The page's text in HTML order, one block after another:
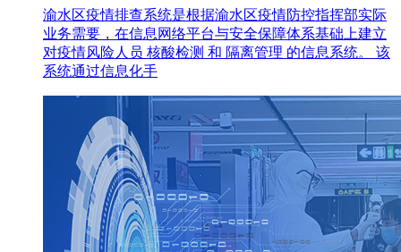
渝水区疫情排查系统是根据渝水区疫情防控指挥部实际
业务需要，在信息网络平台与安全保障体系基础上建立
对疫情风险人员 核酸检测 和 隔离管理 的信息系统。 该
系统通过信息化手